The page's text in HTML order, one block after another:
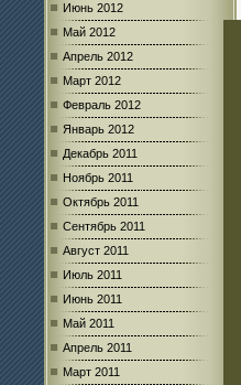
Июнь 2012
Май 2012
Апрель 2012
Март 2012
Февраль 2012
Январь 2012
Декабрь 2011
Ноябрь 2011
Октябрь 2011
Сентябрь 2011
Август 2011
Июль 2011
Июнь 2011
Май 2011
Апрель 2011
Март 2011